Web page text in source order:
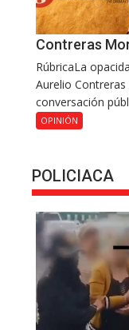
Contreras
RúbricaLa
Aurelio
conversación
OPINIÓN
POLICIACA